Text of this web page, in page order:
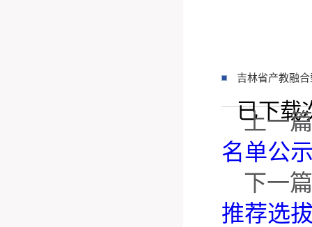
吉林省产教融
已下载
上一
名单公
下一
推荐选